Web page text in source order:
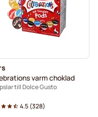
varm choklad
till Dolce Gusto
4.5(328)